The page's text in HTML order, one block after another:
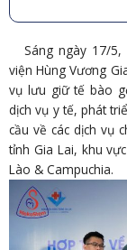
Sáng ngày 17/5,
viện Hùng Vương
vụ lưu giữ tế bào
dịch vụ y tế, phát
cầu về các dịch vụ
tỉnh Gia Lai, khu
Lào & Campuchia.